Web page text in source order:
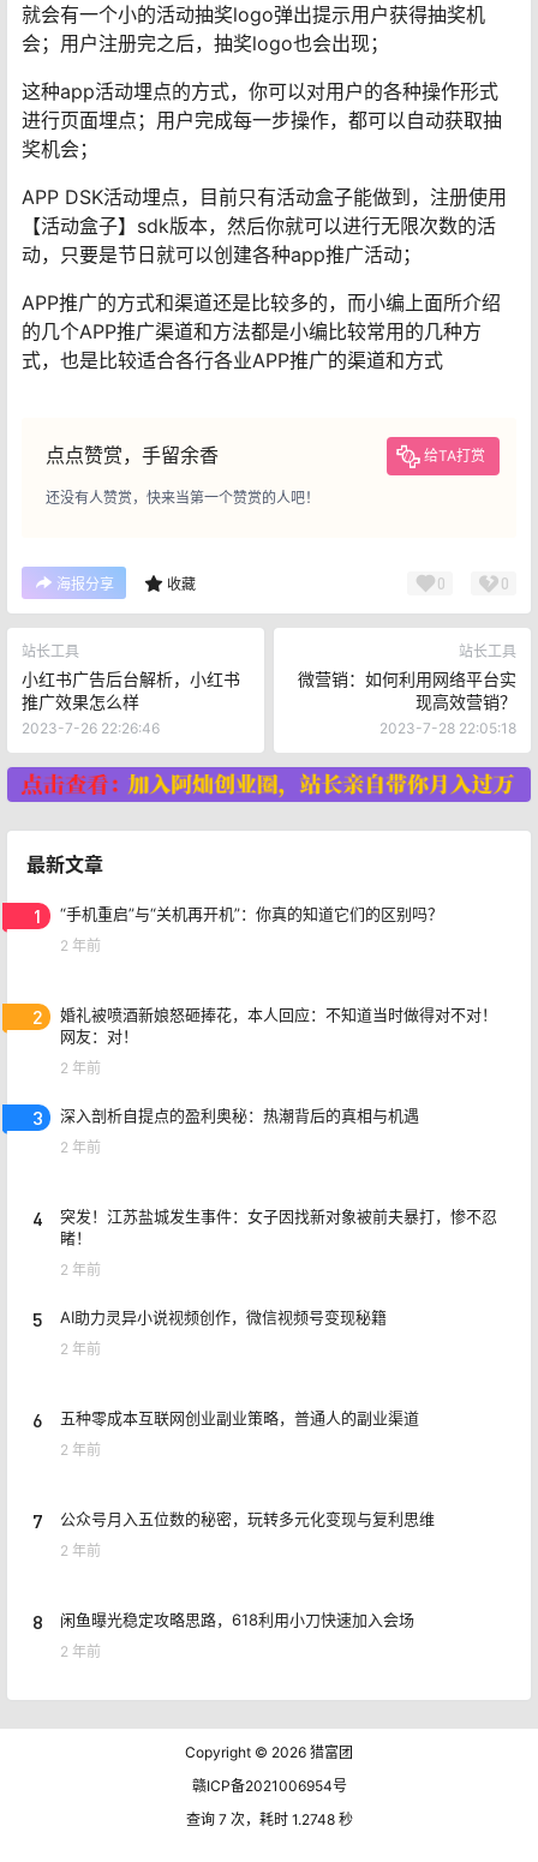
就会有一个小的活动抽奖logo弹出提示用户获得抽奖机
会；用户注册完之后，抽奖logo也会出现；
这种app活动埋点的方式，你可以对用户的各种操作形式
进行页面埋点；用户完成每一步操作，都可以自动获取抽
奖机会；
APP DSK活动埋点，目前只有活动盒子能做到，注册使用
【活动盒子】sdk版本，然后你就可以进行无限次数的活
动，只要是节日就可以创建各种app推广活动；
APP推广的方式和渠道还是比较多的，而小编上面所介绍
的几个APP推广渠道和方法都是小编比较常用的几种方
式，也是比较适合各行各业APP推广的渠道和方式
点点赞赏，手留余香 给TA打赏
还没有人赞赏，快来当第一个赞赏的人吧！
海报分享 收藏 0 0
站长工具
小红书广告后台解析，小红书
推广效果怎么样
2023-7-26 22:26:46
站长工具
微营销：如何利用网络平台实
现高效营销？
2023-7-28 22:05:18
最新文章
1 “手机重启”与“关机再开机”：你真的知道它们的区别吗？
2 年前
2
婚礼被喷酒新娘怒砸捧花，本人回应：不知道当时做得对不对！
网友：对！
2 年前
3 深入剖析自提点的盈利奥秘：热潮背后的真相与机遇
2 年前
4
突发！江苏盐城发生事件：女子因找新对象被前夫暴打，惨不忍
睹！
2 年前
5 AI助力灵异小说视频创作，微信视频号变现秘籍
2 年前
6 五种零成本互联网创业副业策略，普通人的副业渠道
2 年前
7 公众号月入五位数的秘密，玩转多元化变现与复利思维
2 年前
8 闲鱼曝光稳定攻略思路，618利用小刀快速加入会场
2 年前
Copyright © 2026 猎富团
赣ICP备2021006954号
查询 7 次，耗时 1.2748 秒